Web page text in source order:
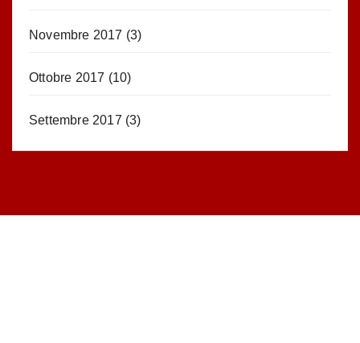
Novembre 2017 (3)
Ottobre 2017 (10)
Settembre 2017 (3)